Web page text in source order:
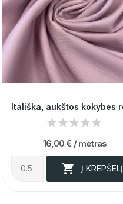
16,00 € / metras
 Į KREPŠELĮ